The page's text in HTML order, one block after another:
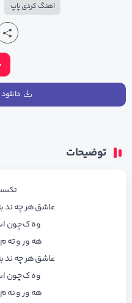
اهنگ کردی پاپ
دانلود
توضیحات
عاشق هر چه ند
وه ک چون
هه ور و ته
عاشق هر چه ند
وه ک چون
هه ور و ته